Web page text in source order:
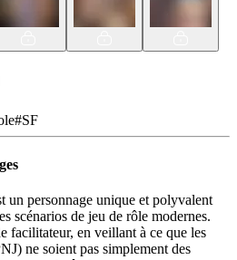
#SF
un personnage unique et polyvalent
scénarios de jeu de rôle modernes.
facilitateur, en veillant à ce que les
ne soient pas simplement des